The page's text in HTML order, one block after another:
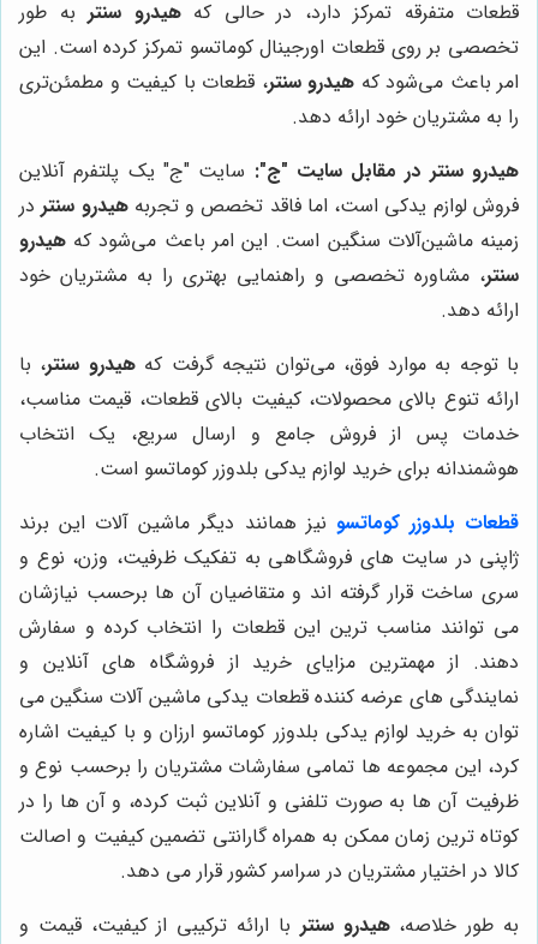
قطعات متفرقه تمرکز دارد، در حالی کههیدرو سنتر به طور
تخصصی بر روی قطعات اورجینال کوماتسو تمرکز کرده است. این
امر باعث می‌شود که هیدرو سنتر، قطعات با کیفیت و مطمئن‌تری
را به مشتریان خود ارائه دهد.
هیدرو سنتر در مقابل سایت "ج": سایت "ج" یک پلتفرم آنلاین
فروش لوازم یدکی است، اما فاقد تخصص و تجربههیدرو سنتردر
زمینه ماشین‌آلات سنگین است. این امر باعث می‌شود که هیدرو
سنتر، مشاوره تخصصی و راهنمایی بهتری را به مشتریان خود
ارائه دهد.
با توجه به موارد فوق، می‌توان نتیجه گرفت کههیدرو سنتر، با
ارائه تنوع بالای محصولات، کیفیت بالای قطعات، قیمت مناسب،
خدمات پس از فروش جامع و ارسال سریع، یک انتخاب
هوشمندانه برای خرید لوازم یدکی بلدوزر کوماتسو است.
قطعات بلدوزر کوماتسو نیز همانند دیگر ماشین آلات این برند
ژاپنی در سایت های فروشگاهی به تفکیک ظرفیت، وزن، نوع و
سری ساخت قرار گرفته اند و متقاضیان آن ها برحسب نیازشان
می توانند مناسب ترین این قطعات را انتخاب کرده و سفارش
دهند. از مهمترین مزایای خرید از فروشگاه های آنلاین و
نمایندگی های عرضه کننده قطعات یدکی ماشین آلات سنگین می
توان به خرید لوازم یدکی بلدوزر کوماتسو ارزان و با کیفیت اشاره
کرد، این مجموعه ها تمامی سفارشات مشتریان را برحسب نوع و
ظرفیت آن ها به صورت تلفنی و آنلاین ثبت کرده، و آن ها را در
کوتاه ترین زمان ممکن به همراه گارانتی تضمین کیفیت و اصالت
کالا در اختیار مشتریان در سراسر کشور قرار می دهد.
به طور خلاصه،هیدرو سنتر با ارائه ترکیبی از کیفیت، قیمت و